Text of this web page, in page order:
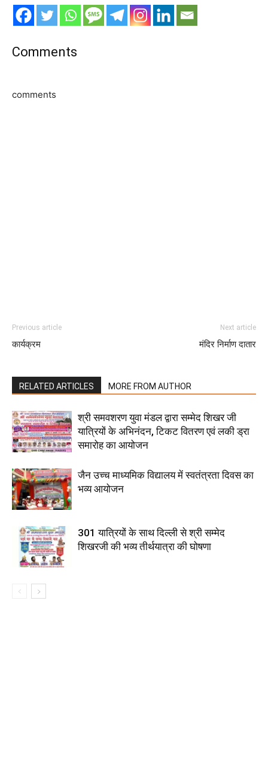
Comments
comments
Previous article
कार्यक्रम
Next article
मंदिर निर्माण दातार
RELATED ARTICLES MORE FROM AUTHOR
श्री समवशरण युवा मंडल द्वारा सम्मेद शिखर जी
यात्रियों के अभिनंदन, टिकट वितरण एवं लकी ड्रा
समारोह का आयोजन
जैन उच्च माध्यमिक विद्यालय में स्वतंत्रता दिवस का
भव्य आयोजन
301 यात्रियों के साथ दिल्ली से श्री सम्मेद
शिखरजी की भव्य तीर्थयात्रा की घोषणा